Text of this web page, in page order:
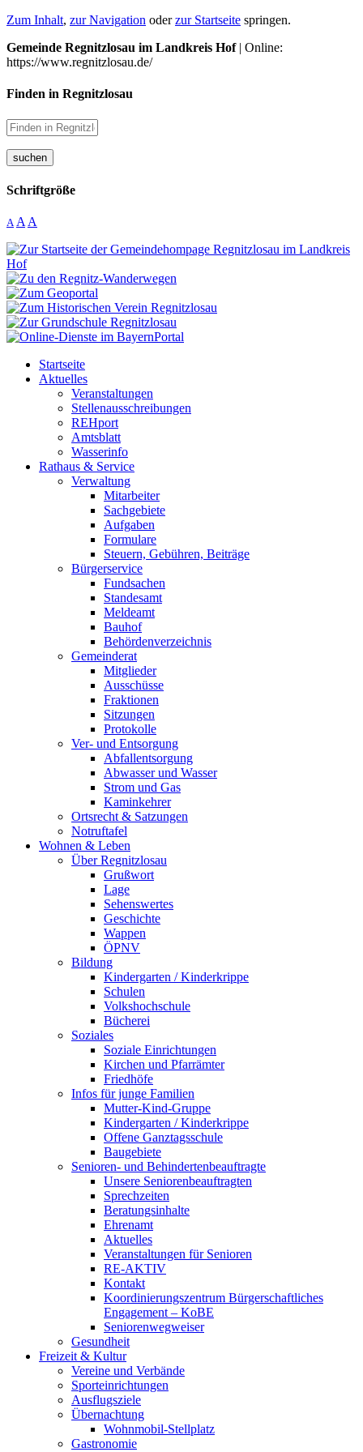
Zum Inhalt, zur Navigation oderzur Startseite springen.
Gemeinde Regnitzlosau im Landkreis Hof| Online:
https://www.regnitzlosau.de/
Finden in Regnitzlosau
suchen
Schriftgröße
A A A
Startseite
Aktuelles
Veranstaltungen
Stellenausschreibungen
REHport
Amtsblatt
Wasserinfo
Rathaus & Service
Verwaltung
Mitarbeiter
Sachgebiete
Aufgaben
Formulare
Steuern, Gebühren, Beiträge
Bürgerservice
Fundsachen
Standesamt
Meldeamt
Bauhof
Behördenverzeichnis
Gemeinderat
Mitglieder
Ausschüsse
Fraktionen
Sitzungen
Protokolle
Ver- und Entsorgung
Abfallentsorgung
Abwasser und Wasser
Strom und Gas
Kaminkehrer
Ortsrecht & Satzungen
Notruftafel
Wohnen & Leben
Über Regnitzlosau
Grußwort
Lage
Sehenswertes
Geschichte
Wappen
ÖPNV
Bildung
Kindergarten / Kinderkrippe
Schulen
Volkshochschule
Bücherei
Soziales
Soziale Einrichtungen
Kirchen und Pfarrämter
Friedhöfe
Infos für junge Familien
Mutter-Kind-Gruppe
Kindergarten / Kinderkrippe
Offene Ganztagsschule
Baugebiete
Senioren- und Behindertenbeauftragte
Unsere Seniorenbeauftragten
Sprechzeiten
Beratungsinhalte
Ehrenamt
Aktuelles
Veranstaltungen für Senioren
RE-AKTIV
Kontakt
Koordinierungszentrum Bürgerschaftliches
Engagement – KoBE
Seniorenwegweiser
Gesundheit
Freizeit & Kultur
Vereine und Verbände
Sporteinrichtungen
Ausflugsziele
Übernachtung
Wohnmobil-Stellplatz
Gastronomie